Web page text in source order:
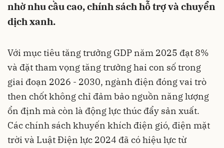
nhờ nhu cầu cao, chính sách hỗ trợ và chuyển
dịch xanh.
Với mục tiêu tăng trưởng GDP năm 2025 đạt 8%
và đặt tham vọng tăng trưởng hai con số trong
giai đoạn 2026 - 2030, ngành điện đóng vai trò
then chốt không chỉ đảm bảo nguồn năng lượng
ổn định mà còn là động lực thúc đẩy sản xuất.
Các chính sách khuyến khích điện gió, điện mặt
trời và Luật Điện lực 2024 đã có hiệu lực từ
Hủy